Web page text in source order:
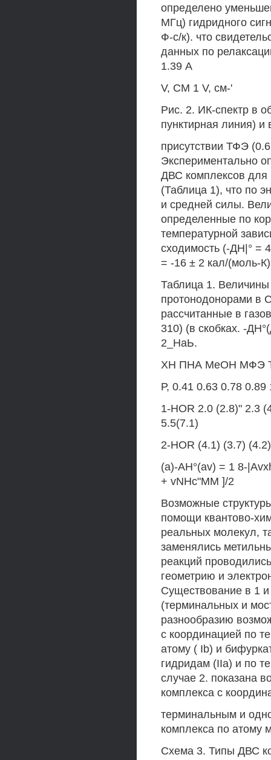
определено
МГц) гидридного
Ф-с/к). что
данных по
1.39 А
V, СМ 1 V, см-'
Рис. 2. ИК-спектр в
пунктирная линия) и
присутствии ТФЭ
Экспериментально
ДВС комплексов для
(Таблица 1), что по
и средней силы.
определенные по
температурной
сходимость (-ДН|° =
= -16 ± 2 кал/(моль-
Таблица 1.
протонодонорами в
рассчитанные в
310) (в скобках. -
2_НаЬ.
ХН ПНА МеОН МФЭ
Р, 0.41 0.63 0.78 0.89
1-HOR 2.0 (2.8)" 2.3
5.5(7.1)
2-HOR (4.1) (3.7)
(а)-AH°(av) = 1 8-
+ vNHc"MM ]/2
Возможные
помощи квантово-
реальных молекул,
заменялись
реакций
геометрию и
Существование в 1 и
(терминальных и
разнообразию
с координацией по
атому ( Ib) и
гидридам (IIa) и по
случае 2. показана
комплекса с
терминальным и
комплекса по атому
Схема 3. Типы ДВС